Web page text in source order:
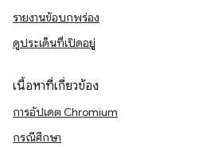
รายงานข้อบกพร่อง
ดูประเด็นที่เปิดอยู่
เนื้อหาที่เกี่ยวข้อง
การอัปเดต Chromium
กรณีศึกษา